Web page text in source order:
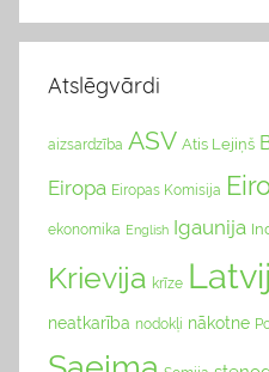
Atslēgvārdi
aizsardzība ASV Atis Lejiņš
Eiropa Eiropas Komisija
ekonomika English Igaunija
Krievija krīze
neatkarība nodokļi nākotne